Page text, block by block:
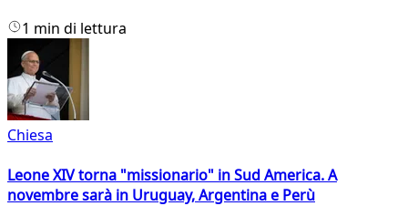
1 min di lettura
Chiesa
Leone XIV torna "missionario" in Sud America. A
novembre sarà in Uruguay, Argentina e Perù